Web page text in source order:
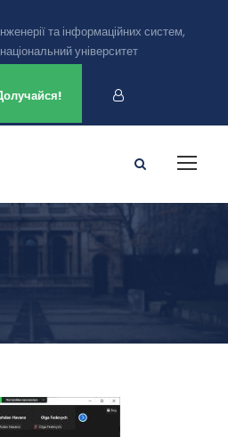
та інформаційних систем,
університет